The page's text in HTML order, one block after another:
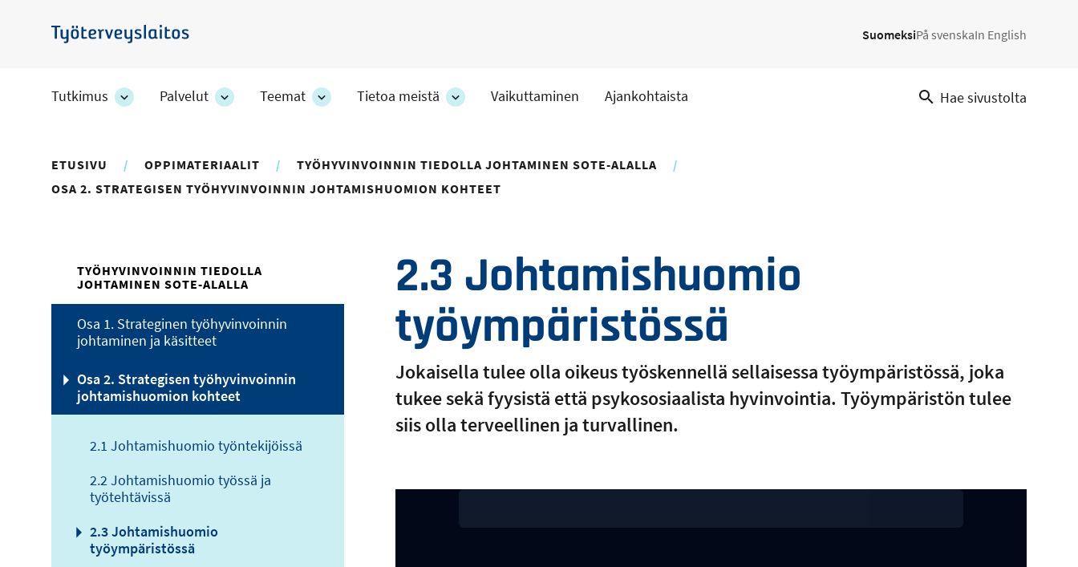
pääsisältöön
Työterveyslaitos
SuomeksiPå svenskaIn English
Tutkimus
TutkimusPalvelut
PalvelutTeemat
TeematTietoa meistä
Tietoa
alakohteet
Vaikuttaminen Ajankohtaista Hae sivustolta
ETUSIVU OPPIMATERIAALIT
TYÖHYVINVOINNIN TIEDOLLA JOHTAMINEN SOTE-ALALLA
OSA 2. STRATEGISEN TYÖHYVINVOINNIN JOHTAMISHUOMION KOHTEET
2.3 Johtamishuomio
työympäristössä
Jokaisella tulee olla oikeus työskennellä sellaisessa työympäristössä, joka
tukee sekä fyysistä että psykososiaalista hyvinvointia. Työympäristön tulee
siis olla terveellinen ja turvallinen.
TYÖHYVINVOINNIN TIEDOLLA
JOHTAMINEN SOTE-ALALLA
Osa 1. Strateginen työhyvinvoinnin
johtaminen ja käsitteet
Osa 2. Strategisen työhyvinvoinnin
johtamishuomion kohteet
2.1 Johtamishuomio työntekijöissä
2.2 Johtamishuomio työssä ja
työtehtävissä
2.3 Johtamishuomio
työympäristössä